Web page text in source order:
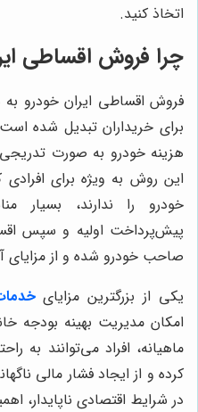
اتخاذ کنید.
چرا فروش اقساطی
فروش اقساطی ایران خودرو
برای خریداران تبدیل شده
هزینه خودرو به صورت
این روش به ویژه برای
خودرو را ندارند،
پیش‌پرداخت اولیه و سپس
صاحب خودرو شده و از مزایای
یکی از بزرگترین مزایای
امکان مدیریت بهینه بودجه
ماهیانه، افراد می‌توانند به
کرده و از ایجاد فشار مالی
در شرایط اقتصادی ناپایدار،